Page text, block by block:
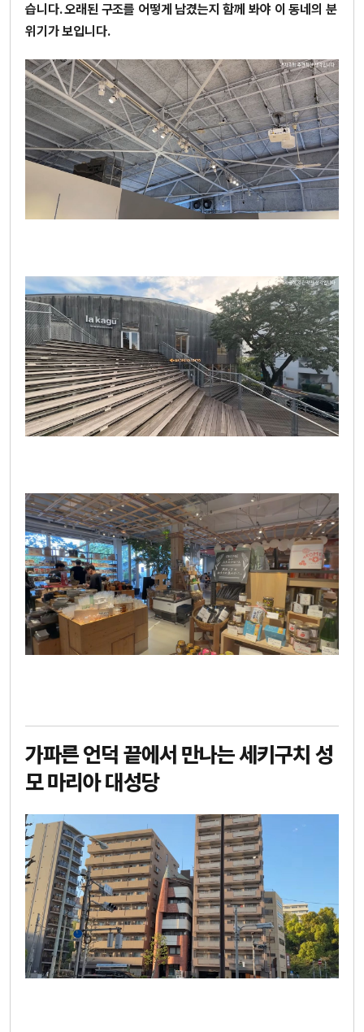
습니다. 오래된 구조를 어떻게 남겼는지 함께 봐야 이 동네의 분
위기가 보입니다.
가파른 언덕 끝에서 만나는 세키구치 성
모 마리아 대성당